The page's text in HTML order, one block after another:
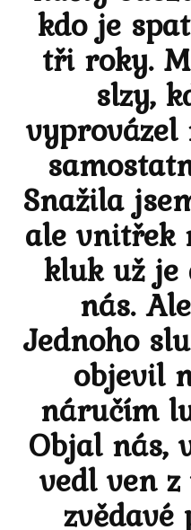
kdo je
tři roky.
slzy,
Snažila
ale vnitřek
kluk už je
nás.
Jednoho
objevil
náručím
Objal nás,
vedl ven
zvědavé